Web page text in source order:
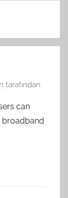
tarafından
can
broadband